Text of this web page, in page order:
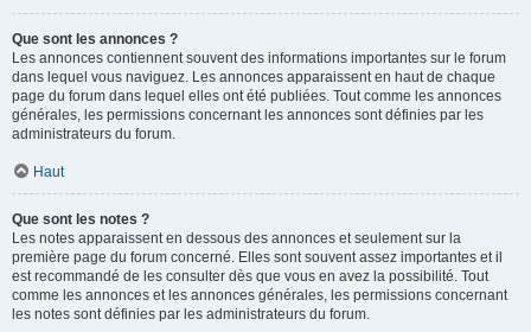
Que sont les annonces ?
Les annonces contiennent souvent des informations importantes sur le forum
dans lequel vous naviguez. Les annonces apparaissent en haut de chaque
page du forum dans lequel elles ont été publiées. Tout comme les annonces
générales, les permissions concernant les annonces sont définies par les
administrateurs du forum.
Haut
Que sont les notes ?
Les notes apparaissent en dessous des annonces et seulement sur la
première page du forum concerné. Elles sont souvent assez importantes et il
est recommandé de les consulter dès que vous en avez la possibilité. Tout
comme les annonces et les annonces générales, les permissions concernant
les notes sont définies par les administrateurs du forum.